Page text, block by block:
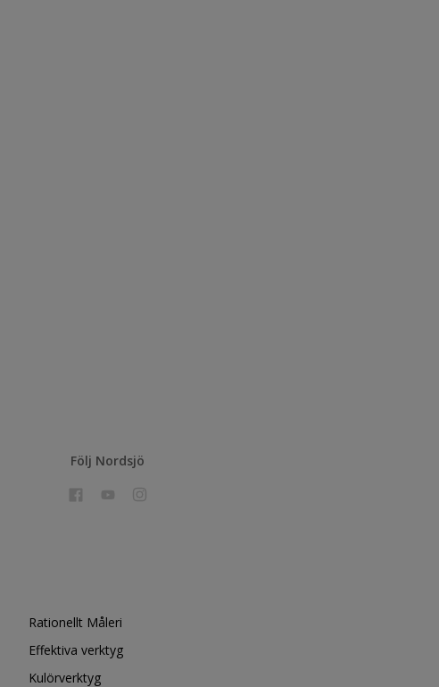
Följ Nordsjö
Rationellt Måleri
Effektiva verktyg
Kulörverktyg